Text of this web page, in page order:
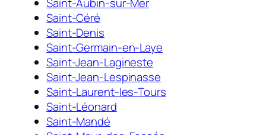
Saint-Aubin-sur-Mer
Saint-Céré
Saint-Denis
Saint-Germain-en-Laye
Saint-Jean-Lagineste
Saint-Jean-Lespinasse
Saint-Laurent-les-Tours
Saint-Léonard
Saint-Mandé